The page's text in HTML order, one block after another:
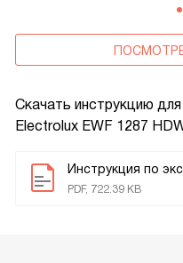
Скачать инструкцию
Electrolux EWF 1287
Инструкция по
PDF, 722.39 KB